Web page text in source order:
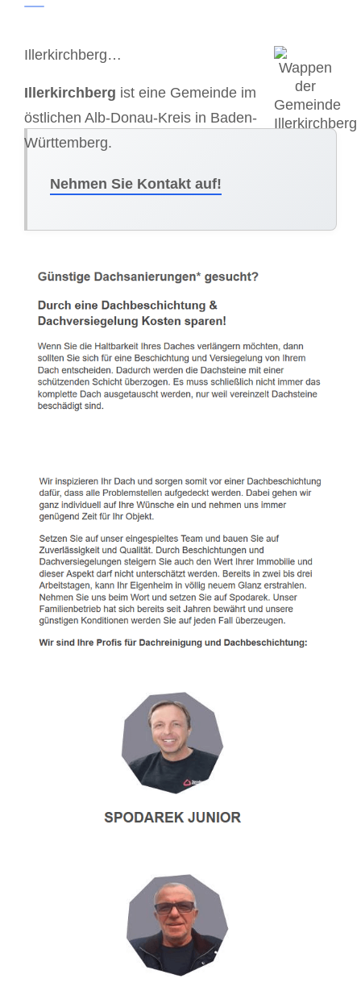
Illerkirchberg…
Illerkirchberg ist eine Gemeinde im
östlichen Alb-Donau-Kreis in Baden-
Württemberg.
Nehmen Sie Kontakt auf!